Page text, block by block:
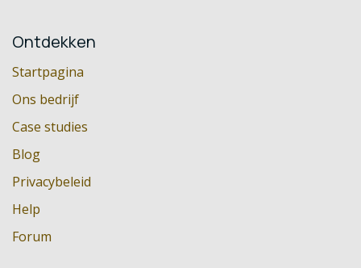
Ontdekken
Startpagina
Ons bedrijf
Case studies
Blog
Privacybeleid
Help
Forum